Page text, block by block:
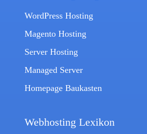
WordPress Hosting
Magento Hosting
Server Hosting
Managed Server
Homepage Baukasten
Webhosting Lexikon